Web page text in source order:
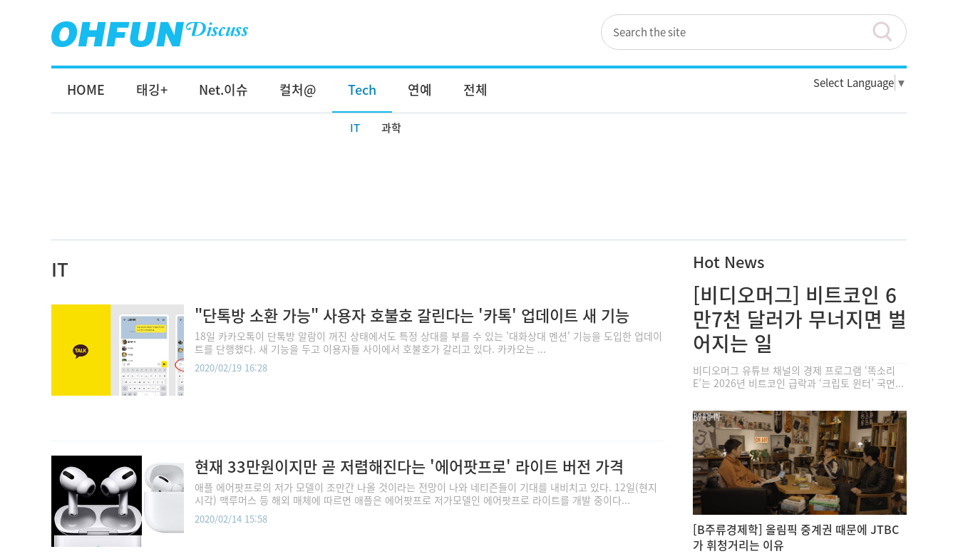
HOME 태깅+ Net.이슈 컬처@ Tech
IT 과학
연예 전체 Select Language ▼
IT
"단톡방 소환 가능" 사용자 호불호 갈린다는 '카톡' 업데이트 새 기능
18일 카카오톡이 단톡방 알람이 꺼진 상태에서도 특정 상대를 부를 수 있는 '대화상대 멘션' 기능을 도입한 업데이
트를 단행했다. 새 기능을 두고 이용자들 사이에서 호불호가 갈리고 있다. 카카오는 ...
2020/02/19 16:28
현재 33만원이지만 곧 저렴해진다는 '에어팟프로' 라이트 버전 가격
애플 에어팟프로의 저가 모델이 조만간 나올 것이라는 전망이 나와 네티즌들이 기대를 내비치고 있다. 12일(현지
시각) 맥루머스 등 해외 매체에 따르면 애플은 에어팟프로 저가모델인 에어팟프로 라이트를 개발 중이다...
2020/02/14 15:58
Hot News
[비디오머그] 비트코인 6
만7천 달러가 무너지면 벌
어지는 일
비디오머그 유튜브 채널의 경제 프로그램 ‘똑소리
E’는 2026년 비트코인 급락과 ‘크립토 윈터’ 국면...
[B주류경제학] 올림픽 중계권 때문에 JTBC
가 휘청거리는 이유